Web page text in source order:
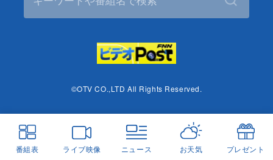
番組表 ライブ映像 ニュース お天気 プレゼント
©OTV CO.,LTD All Rights Reserved.